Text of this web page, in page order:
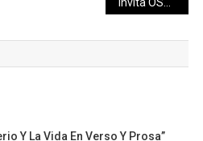
Y La Vida En Verso Y Prosa”